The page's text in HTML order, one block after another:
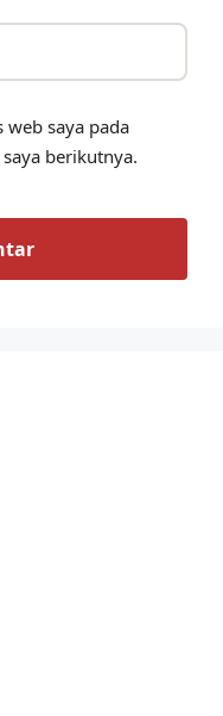
saya pada
berikutnya.